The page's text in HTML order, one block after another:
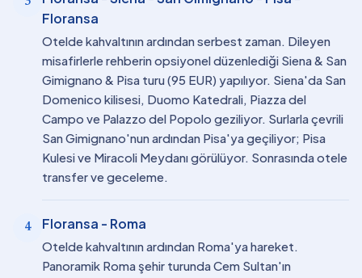
3
Floransa
Otelde kahvaltının ardından serbest zaman. Dileyen
misafirlerle rehberin opsiyonel düzenlediği Siena & San
Gimignano & Pisa turu (95 EUR) yapılıyor. Siena'da San
Domenico kilisesi, Duomo Katedrali, Piazza del
Campo ve Palazzo del Popolo geziliyor. Surlarla çevrili
San Gimignano'nun ardından Pisa'ya geçiliyor; Pisa
Kulesi ve Miracoli Meydanı görülüyor. Sonrasında otele
transfer ve geceleme.
4 Floransa - Roma
Otelde kahvaltının ardından Roma'ya hareket.
Panoramik Roma şehir turunda Cem Sultan'ın